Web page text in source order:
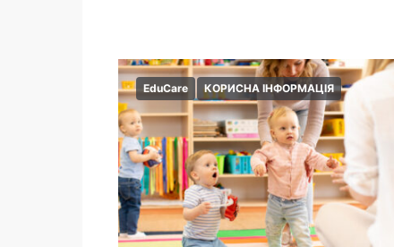
EduCare КОРИСНА ІНФОРМАЦІЯ